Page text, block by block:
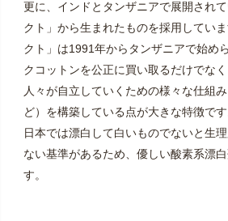
更に、インドとタンザニアで展開され
クト」から生まれたものを採用してい
クト」は1991年からタンザニアで始め
クコットンを公正に買い取るだけでな
人々が自立していくための様々な仕組
ど）を構築している点が大きな特徴です
日本では漂白して白いものでないと生
ない基準があるため、優しい酸素系漂
す。